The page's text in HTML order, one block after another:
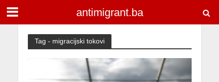
antimigrant.ba
Tag - migracijski tokovi